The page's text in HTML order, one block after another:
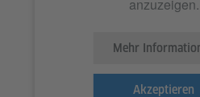
anzuzeigen.
Mehr
Akzeptieren